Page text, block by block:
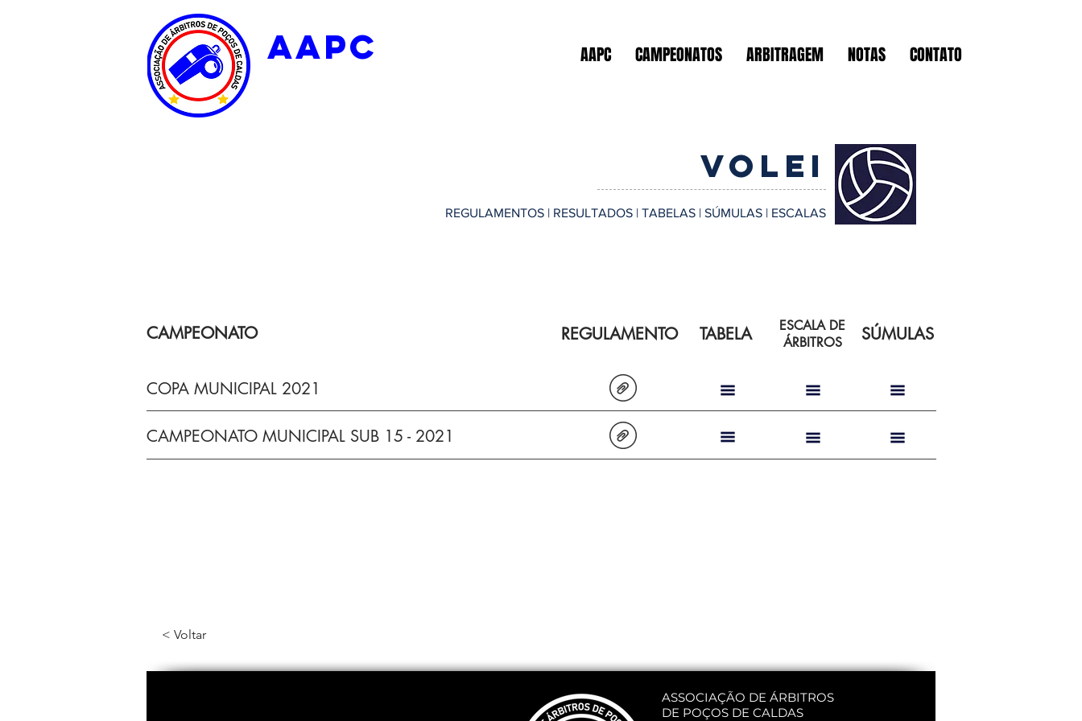
AAPC CAMPEONATOS ARBITRAGEM NOTAS CONTATO
aapc
VOLEI
REGULAMENTOS | RESULTADOS | TABELAS | SÚMULAS | ESCALAS
CAMPEONATO REGULAMENTO TABELA
ESCALA DE
ÁRBITROS
SÚMULAS
COPA MUNICIPAL 2021
CAMPEONATO MUNICIPAL SUB 15 - 2021
< Voltar
ASSOCIAÇÃO DE ÁRBITROS
DE POÇOS DE CALDAS